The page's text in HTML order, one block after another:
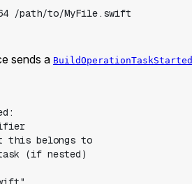
sends a BuildOperationTaskStarted